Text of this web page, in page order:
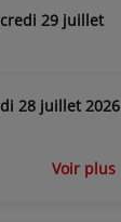
29 juillet
28 juillet 2026
Voir plus